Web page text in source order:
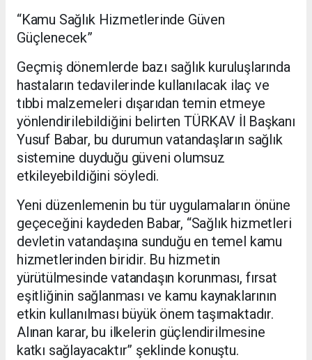
“Kamu Sağlık Hizmetlerinde Güven
Güçlenecek”
Geçmiş dönemlerde bazı sağlık kuruluşlarında
hastaların tedavilerinde kullanılacak ilaç ve
tıbbi malzemeleri dışarıdan temin etmeye
yönlendirilebildiğini belirten TÜRKAV İl Başkanı
Yusuf Babar, bu durumun vatandaşların sağlık
sistemine duyduğu güveni olumsuz
etkileyebildiğini söyledi.
Yeni düzenlemenin bu tür uygulamaların önüne
geçeceğini kaydeden Babar, “Sağlık hizmetleri
devletin vatandaşına sunduğu en temel kamu
hizmetlerinden biridir. Bu hizmetin
yürütülmesinde vatandaşın korunması, fırsat
eşitliğinin sağlanması ve kamu kaynaklarının
etkin kullanılması büyük önem taşımaktadır.
Alınan karar, bu ilkelerin güçlendirilmesine
katkı sağlayacaktır” şeklinde konuştu.